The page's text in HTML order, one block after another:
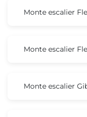
Monte escalier
Monte escalier
Monte escalier